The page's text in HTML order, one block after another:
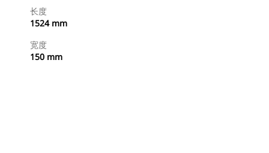
长度
1524 mm
宽度
150 mm